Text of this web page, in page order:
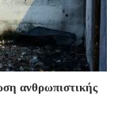
ανθρωπιστικής